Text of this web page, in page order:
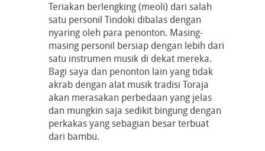
Teriakan berlengking (meoli) dari salah
satu personil Tindoki dibalas dengan
nyaring oleh para penonton. Masing-
masing personil bersiap dengan lebih dari
satu instrumen musik di dekat mereka.
Bagi saya dan penonton lain yang tidak
akrab dengan alat musik tradisi Toraja
akan merasakan perbedaan yang jelas
dan mungkin saja sedikit bingung dengan
perkakas yang sebagian besar terbuat
dari bambu.